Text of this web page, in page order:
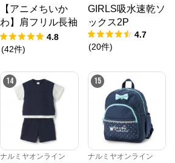
【アニメちいか
わ】肩フリル長袖
Tシャツ
4.8
(42件)
GIRLS吸水速乾ソ
ックス2P
4.7
(20件)
14
ナルミヤオンライン
15
ナルミヤオンライン